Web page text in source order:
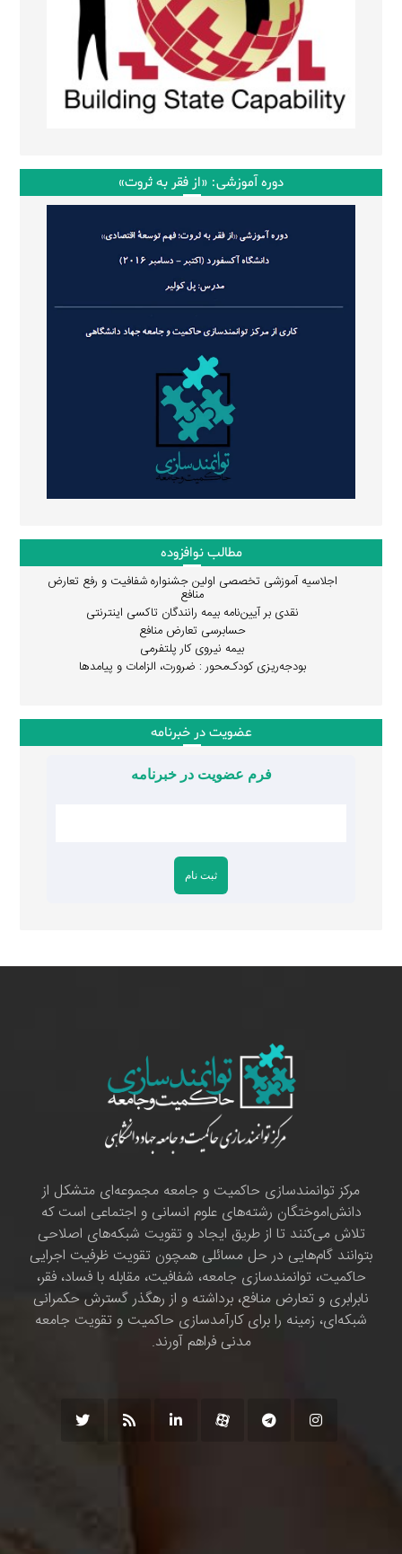
دوره آموزشی: «از فقر به ثروت»
مطالب نوافزوده
اجلاسیه آموزشی تخصصی اولین جشنواره شفافیت و رفع تعارض
منافع
نقدی بر آیین‌نامه بیمه رانندگان تاکسی اینترنتی
حسابرسی تعارض منافع
بیمه نیروی کار پلتفرمی
بودجه‌ریزی کودک‌محور : ضرورت، الزامات و پیامدها
عضویت در خبرنامه
فرم عضویت در خبرنامه
مرکز توانمندسازی حاکمیت و جامعه مجموعه‌ای متشکل از
دانش‌اموختگان رشته‌های علوم انسانی و اجتماعی است که
تلاش می‌کنند تا از طریق ایجاد و تقویت شبکه‌های اصلاحی
بتوانند گام‌هایی در حل مسائلی همچون تقویت ظرفیت اجرایی
حاکمیت، توانمندسازی جامعه، شفافیت، مقابله با فساد، فقر،
نابرابری و تعارض منافع، برداشته و از رهگذر گسترش حکمرانی
شبکه‌ای، زمینه را برای کارآمدسازی حاکمیت و تقویت جامعه
مدنی فراهم آورند.